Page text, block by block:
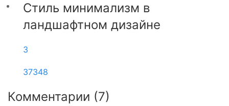
Стиль минимализм в
ландшафтном дизайне
3
37348
Комментарии (7)